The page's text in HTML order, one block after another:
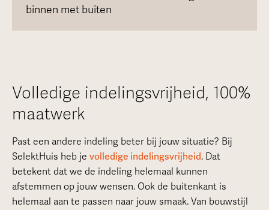
binnen met buiten
Volledige indelingsvrijheid, 100%
maatwerk
Past een andere indeling beter bij jouw situatie? Bij
SelektHuis heb je volledige indelingsvrijheid. Dat
betekent dat we de indeling helemaal kunnen
afstemmen op jouw wensen. Ook de buitenkant is
helemaal aan te passen naar jouw smaak. Van bouwstijl